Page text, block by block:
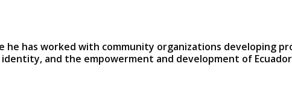
he has worked with community organizations developing
and the empowerment and development of